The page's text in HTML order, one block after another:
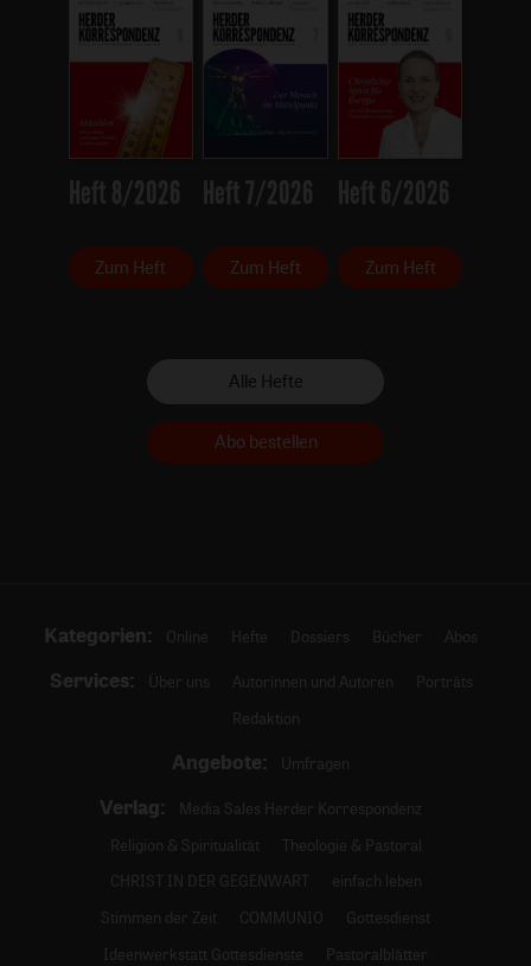
Heft 8/2026
Zum Heft
Heft 7/2026
Zum Heft
Heft 6/2026
Zum Heft
Alle Hefte
Abo bestellen
Kategorien: Online Hefte Dossiers Bücher Abos
Services: Über uns Autorinnen und Autoren
Porträts
Redaktion
Angebote: Umfragen
Verlag:
Media Sales Herder Korrespondenz
Religion & Spiritualität
Theologie & Pastoral
CHRIST IN DER GEGENWART
einfach leben
Stimmen der Zeit
COMMUNIO
Gottesdienst
Ideenwerkstatt Gottesdienste
Pastoralblätter